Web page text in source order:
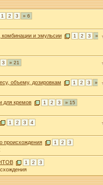
1 2 3 » 6
и эмульсии 1 2 3
»
3 » 21
объему, дозировкам 1 2 3
»
для кремов 1 2 3 » 15
1 2 3 4
происхождения 1 2 3
1 2 3